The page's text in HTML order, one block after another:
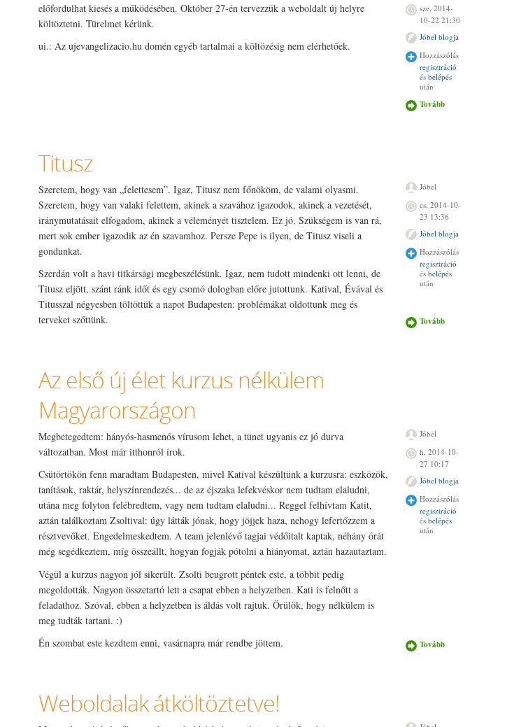
előfordulhat kiesés a működésében. Október 27-én tervezzük a weboldalt új helyre
költöztetni. Türelmet kérünk.
ui.: Az ujevangelizacio.hu domén egyéb tartalmai a költözésig nem elérhetőek.
sze, 2014-
10-22 21:30
Tovább
Jóbel blogja
Hozzászólás
regisztráció
és belépés
után
Titusz
Szeretem, hogy van „felettesem”. Igaz, Titusz nem főnököm, de valami olyasmi.
Szeretem, hogy van valaki felettem, akinek a szavához igazodok, akinek a vezetését,
iránymutatásait elfogadom, akinek a véleményét tisztelem. Ez jó. Szükségem is van rá,
mert sok ember igazodik az én szavamhoz. Persze Pepe is ilyen, de Titusz viseli a
gondunkat.
Szerdán volt a havi titkársági megbeszélésünk. Igaz, nem tudott mindenki ott lenni, de
Titusz eljött, szánt ránk időt és egy csomó dologban előre jutottunk. Katival, Évával és
Titusszal négyesben töltöttük a napot Budapesten: problémákat oldottunk meg és
terveket szőttünk.
Jóbel
cs, 2014-10-
23 13:36
Tovább
Jóbel blogja
Hozzászólás
regisztráció
és belépés
után
Az első új élet kurzus nélkülem
Magyarországon
Megbetegedtem: hányós-hasmenős vírusom lehet, a tünet ugyanis ez jó durva
változatban. Most már itthonról írok.
Csütörtökön fenn maradtam Budapesten, mivel Katival készültünk a kurzusra: eszközök,
tanítások, raktár, helyszínrendezés... de az éjszaka lefekvéskor nem tudtam elaludni,
utána meg folyton felébredtem, vagy nem tudtam elaludni... Reggel felhívtam Katit,
aztán találkoztam Zsoltival: úgy látták jónak, hogy jöjjek haza, nehogy lefertőzzem a
résztvevőket. Engedelmeskedtem. A team jelenlévő tagjai védőitalt kaptak, néhány órát
még segédkeztem, míg összeállt, hogyan fogják pótolni a hiányomat, aztán hazautaztam.
Végül a kurzus nagyon jól sikerült. Zsolti beugrott péntek este, a többit pedig
megoldották. Nagyon összetartó lett a csapat ebben a helyzetben. Kati is felnőtt a
feladathoz. Szóval, ebben a helyzetben is áldás volt rajtuk. Örülök, hogy nélkülem is
meg tudták tartani. :)
Én szombat este kezdtem enni, vasárnapra már rendbe jöttem.
Jóbel
h, 2014-10-
27 10:17
Tovább
Jóbel blogja
Hozzászólás
regisztráció
és belépés
után
Weboldalak átköltöztetve!